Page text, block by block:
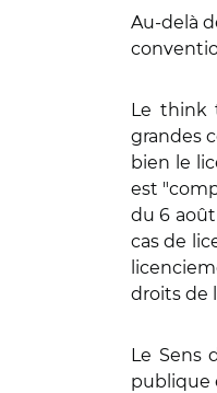
Au-delà
Le think
grandes
bien le
est
du 6
cas de
droits de
Le Sens
publique